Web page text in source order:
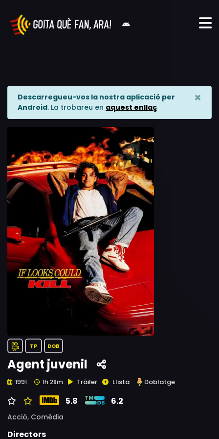
Descarregueu-vos la nostra aplicació per
Android. La trobareu en aquest enllaç
×
TP DOB
Agent juvenil
1991 1h 28m Tràiler Llista Doblatge
5.8 6.2
Acció, Comèdia
Directors